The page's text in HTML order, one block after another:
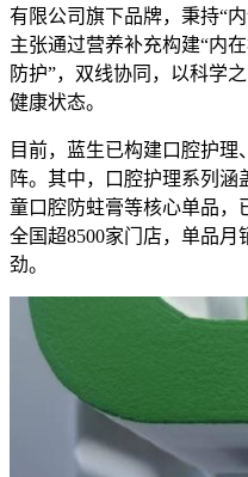
有限公司旗下品牌，秉持“
主张通过营养补充构建“内
防护”，双线协同，以科学
健康状态。
目前，蓝生已构建口腔护
阵。其中，口腔护理系列
童口腔防蛀膏等核心单品，
全国超8500家门店，单品
劲。